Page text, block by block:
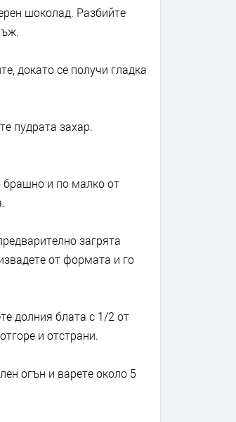
шоколад. Разбийте
докато се получи гладка
пудрата захар.
брашно и по малко от
загрята
от формата и го
долния блата с 1/2 от
и отстрани.
огън и варете около 5